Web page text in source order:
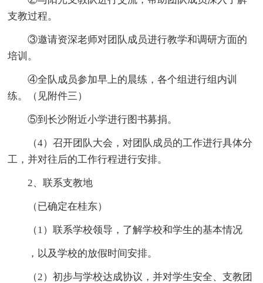
支教过程。
③邀请资深老师对团队成员进行教学和调研方面的
培训。
④全队成员参加早上的晨练，各个组进行组内训
练。（见附件三）
⑤到长沙附近小学进行图书募捐。
（4）召开团队大会，对团队成员的工作进行具体分
工，并对往后的工作行程进行安排。
2、联系支教地
（已确定在桂东）
（1）联系学校领导，了解学校和学生的基本情况
，以及学校的放假时间安排。
（2）初步与学校达成协议，并对学生安全、支教团